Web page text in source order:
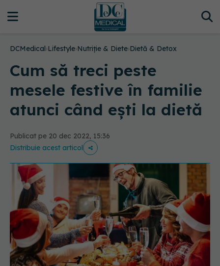
DCMedical›Lifestyle›Nutriție & Diete›Dietă & Detox
Cum să treci peste
mesele festive în familie
atunci când ești la dietă
Publicat pe 20 dec 2022, 15:36
Distribuie acest articol